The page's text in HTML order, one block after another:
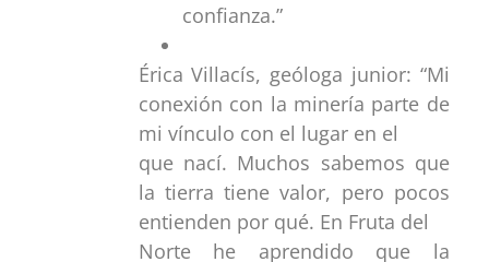
confianza.”
Érica Villacís, geóloga junior: “Mi
conexión con la minería parte de
mi vínculo con el lugar en el
que nací. Muchos sabemos que
la tierra tiene valor, pero pocos
entienden por qué. En Fruta del
Norte he aprendido que la